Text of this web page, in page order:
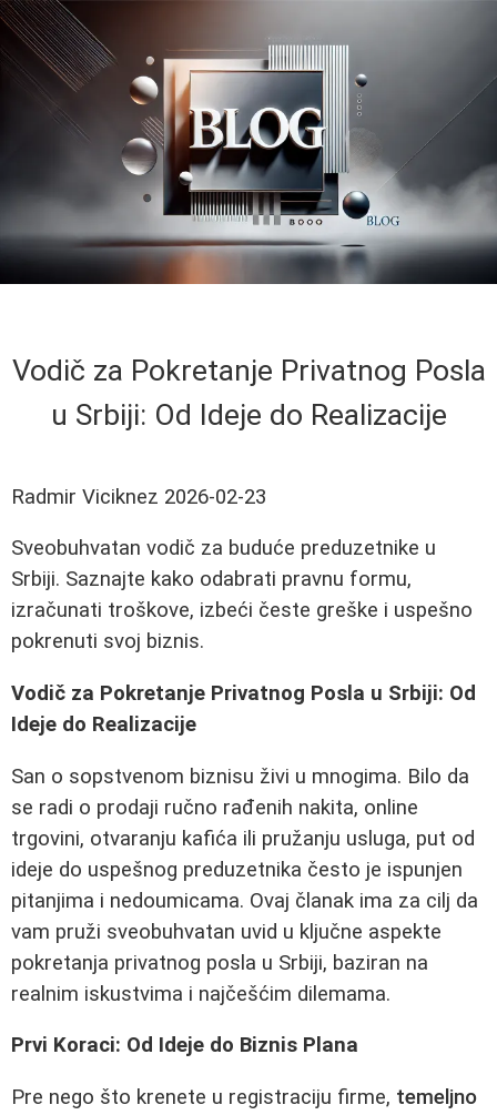
Vodič za Pokretanje Privatnog Posla
u Srbiji: Od Ideje do Realizacije
Radmir Viciknez 2026-02-23
Sveobuhvatan vodič za buduće preduzetnike u
Srbiji. Saznajte kako odabrati pravnu formu,
izračunati troškove, izbeći česte greške i uspešno
pokrenuti svoj biznis.
Vodič za Pokretanje Privatnog Posla u Srbiji: Od
Ideje do Realizacije
San o sopstvenom biznisu živi u mnogima. Bilo da
se radi o prodaji ručno rađenih nakita, online
trgovini, otvaranju kafića ili pružanju usluga, put od
ideje do uspešnog preduzetnika često je ispunjen
pitanjima i nedoumicama. Ovaj članak ima za cilj da
vam pruži sveobuhvatan uvid u ključne aspekte
pokretanja privatnog posla u Srbiji, baziran na
realnim iskustvima i najčešćim dilemama.
Prvi Koraci: Od Ideje do Biznis Plana
Pre nego što krenete u registraciju firme, temeljno